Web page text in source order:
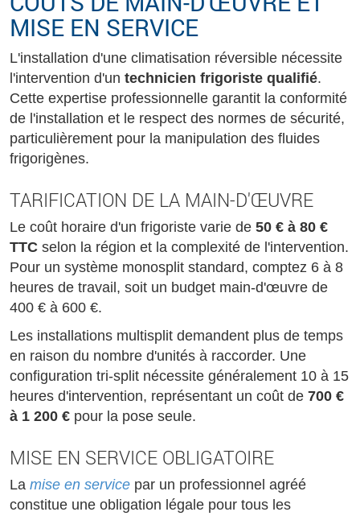
MISE EN SERVICE
L'installation d'une climatisation réversible nécessite
l'intervention d'un technicien frigoriste qualifié.
Cette expertise professionnelle garantit la conformité
de l'installation et le respect des normes de sécurité,
particulièrement pour la manipulation des fluides
frigorigènes.
TARIFICATION DE LA MAIN-D'ŒUVRE
Le coût horaire d'un frigoriste varie de 50 € à 80 €
TTC selon la région et la complexité de l'intervention.
Pour un système monosplit standard, comptez 6 à 8
heures de travail, soit un budget main-d'œuvre de
400 € à 600 €.
Les installations multisplit demandent plus de temps
en raison du nombre d'unités à raccorder. Une
configuration tri-split nécessite généralement 10 à 15
heures d'intervention, représentant un coût de 700 €
à 1 200 € pour la pose seule.
MISE EN SERVICE OBLIGATOIRE
La mise en service par un professionnel agréé
constitue une obligation légale pour tous les